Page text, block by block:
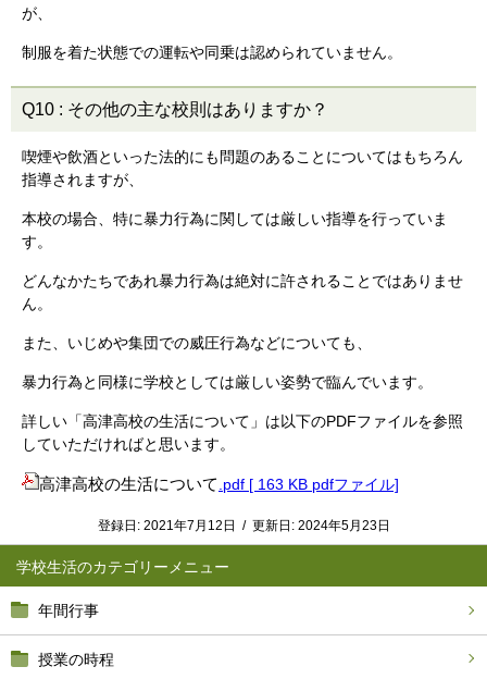
学校生活
年間行事
授業の時程
が、
制服を着た状態での運転や同乗は認められていません。
Q10 : その他の主な校則はありますか？
喫煙や飲酒といった法的にも問題のあることについてはもちろん
指導されますが、
本校の場合、特に暴力行為に関しては厳しい指導を行っていま
す。
どんなかたちであれ暴力行為は絶対に許されることではありませ
ん。
また、いじめや集団での威圧行為などについても、
暴力行為と同様に学校としては厳しい姿勢で臨んでいます。
詳しい「高津高校の生活について」は以下のPDFファイルを参照
していただければと思います。
高津高校の生活について .pdf [ 163 KB pdfファイル]
登録日: 2021年7月12日 / 更新日: 2024年5月23日